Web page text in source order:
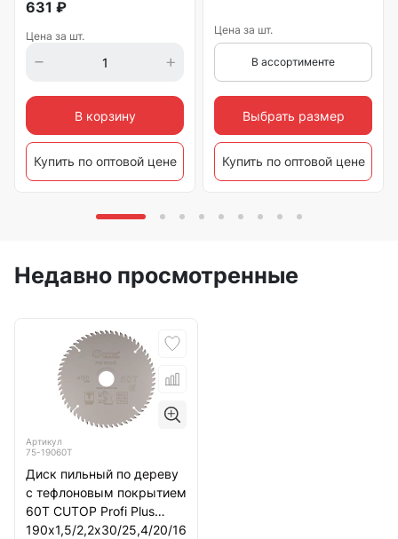
631 ₽
Цена за шт.
В корзину
Купить по оптовой цене
Цена за шт.
В ассортименте
Выбрать размер
Купить по оптовой цене
Недавно просмотренные
Артикул
75-19060Т
Диск пильный по дереву
с тефлоновым покрытием
60Т CUTOP Profi Plus
190х1,5/2,2х30/25,4/20/16